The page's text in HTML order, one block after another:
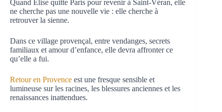
Quand Élise quitte Paris pour revenir à Saint-Véran, elle
ne cherche pas une nouvelle vie : elle cherche à
retrouver la sienne.
Dans ce village provençal, entre vendanges, secrets
familiaux et amour d’enfance, elle devra affronter ce
qu’elle a fui.
Retour en Provence est une fresque sensible et
lumineuse sur les racines, les blessures anciennes et les
renaissances inattendues.